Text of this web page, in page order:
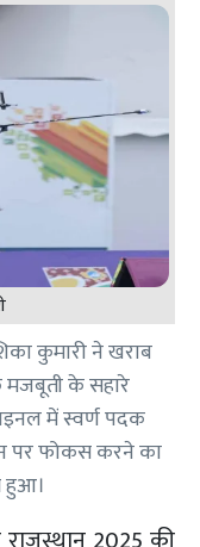
कुमारी ने खराब
के सहारे
में स्वर्ण पदक
पर फोकस करने का
हुआ।